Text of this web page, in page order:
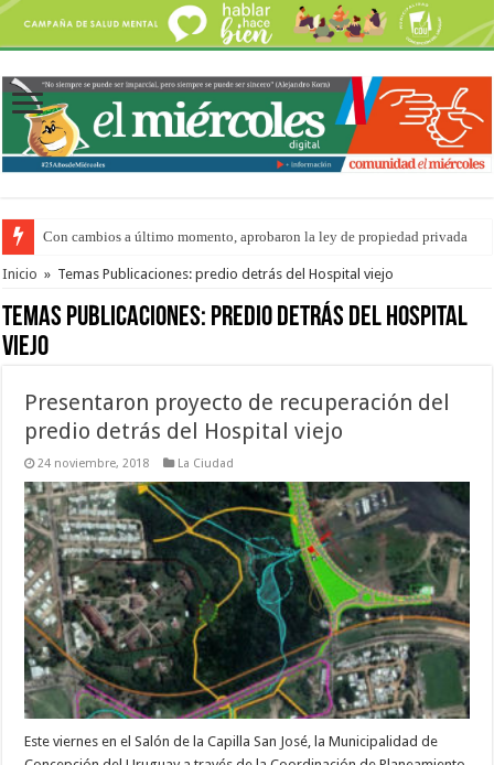
Con cambios a último momento, aprobaron la ley de propiedad privada
Del viernes 7 al domingo 9 de agosto: la agenda ¿A dónde ir? para este
Inicio » Temas Publicaciones: predio detrás del Hospital viejo
Temas Publicaciones: predio detrás del Hospital
viejo
Presentaron proyecto de recuperación del
predio detrás del Hospital viejo
24 noviembre, 2018 La Ciudad
Este viernes en el Salón de la Capilla San José, la Municipalidad de